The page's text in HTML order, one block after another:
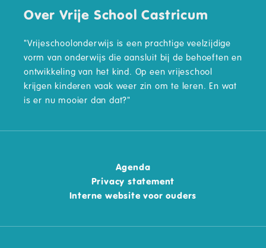
Over Vrije School Castricum
"Vrijeschoolonderwijs is een prachtige veelzijdige
vorm van onderwijs die aansluit bij de behoeften en
ontwikkeling van het kind. Op een vrijeschool
krijgen kinderen vaak weer zin om te leren. En wat
is er nu mooier dan dat?"
Agenda
Privacy statement
Interne website voor ouders